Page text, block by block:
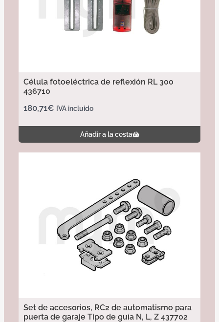
Célula fotoeléctrica de reflexión RL 300
436710
180,71€ IVA incluido
Añadir a la cesta
Set de accesorios, RC2 de automatismo para
puerta de garaje Tipo de guía N, L, Z 437702